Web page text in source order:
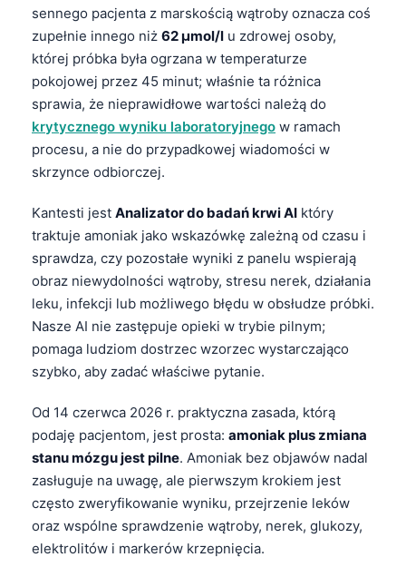
sennego pacjenta z marskością wątroby oznacza coś
zupełnie innego niż 62 µmol/l u zdrowej osoby,
której próbka była ogrzana w temperaturze
pokojowej przez 45 minut; właśnie ta różnica
sprawia, że nieprawidłowe wartości należą do
krytycznego wyniku laboratoryjnego w ramach
procesu, a nie do przypadkowej wiadomości w
skrzynce odbiorczej.
Kantesti jest Analizator do badań krwi AI który
traktuje amoniak jako wskazówkę zależną od czasu i
sprawdza, czy pozostałe wyniki z panelu wspierają
obraz niewydolności wątroby, stresu nerek, działania
leku, infekcji lub możliwego błędu w obsłudze próbki.
Nasze AI nie zastępuje opieki w trybie pilnym;
pomaga ludziom dostrzec wzorzec wystarczająco
szybko, aby zadać właściwe pytanie.
Od 14 czerwca 2026 r. praktyczna zasada, którą
podaję pacjentom, jest prosta: amoniak plus zmiana
stanu mózgu jest pilne. Amoniak bez objawów nadal
zasługuje na uwagę, ale pierwszym krokiem jest
często zweryfikowanie wyniku, przejrzenie leków
oraz wspólne sprawdzenie wątroby, nerek, glukozy,
elektrolitów i markerów krzepnięcia.